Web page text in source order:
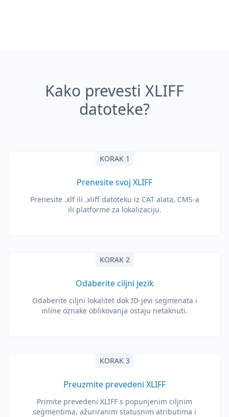
Kako prevesti XLIFF
datoteke?
KORAK 1
Prenesite svoj XLIFF
Prenesite .xlf ili .xliff datoteku iz CAT alata, CMS-a
ili platforme za lokalizaciju.
KORAK 2
Odaberite ciljni jezik
Odaberite ciljni lokalitet dok ID-jevi segmenata i
inline oznake oblikovanja ostaju netaknuti.
KORAK 3
Preuzmite prevedeni XLIFF
Primite prevedeni XLIFF s popunjenim ciljnim
segmentima, ažuriranim statusnim atributima i